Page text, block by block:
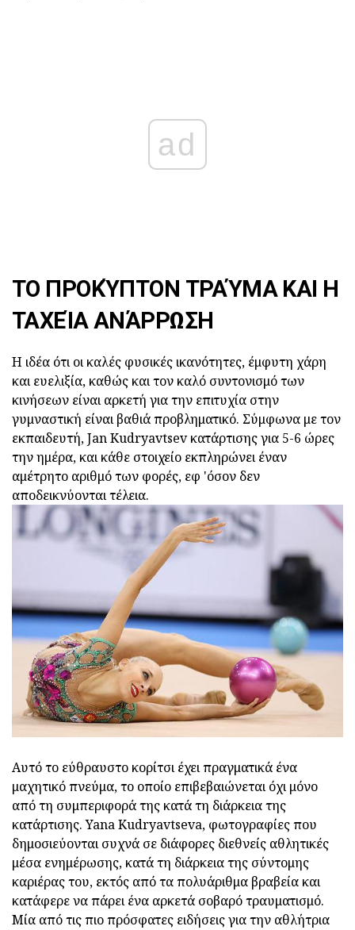
ad
ΤΟ ΠΡΟΚΎΠΤΟΝ ΤΡΑΎΜΑ ΚΑΙ Η
ΤΑΧΕΊΑ ΑΝΆΡΡΩΣΗ
Η ιδέα ότι οι καλές φυσικές ικανότητες, έμφυτη χάρη
και ευελιξία, καθώς και τον καλό συντονισμό των
κινήσεων είναι αρκετή για την επιτυχία στην
γυμναστική είναι βαθιά προβληματικό. Σύμφωνα με τον
εκπαιδευτή, Jan Kudryavtsev κατάρτισης για 5-6 ώρες
την ημέρα, και κάθε στοιχείο εκπληρώνει έναν
αμέτρητο αριθμό των φορές, εφ 'όσον δεν
αποδεικνύονται τέλεια.
Αυτό το εύθραυστο κορίτσι έχει πραγματικά ένα
μαχητικό πνεύμα, το οποίο επιβεβαιώνεται όχι μόνο
από τη συμπεριφορά της κατά τη διάρκεια της
κατάρτισης. Yana Kudryavtseva, φωτογραφίες που
δημοσιεύονται συχνά σε διάφορες διεθνείς αθλητικές
μέσα ενημέρωσης, κατά τη διάρκεια της σύντομης
καριέρας του, εκτός από τα πολυάριθμα βραβεία και
κατάφερε να πάρει ένα αρκετά σοβαρό τραυματισμό.
Μία από τις πιο πρόσφατες ειδήσεις για την αθλήτρια